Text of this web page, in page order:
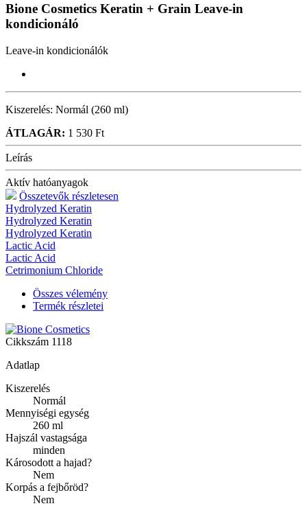
Bione Cosmetics Keratin + Grain Leave-in
kondicionáló
Leave-in kondicionálók
Kiszerelés: Normál (260 ml)
ÁTLAGÁR: 1 530 Ft
Leírás
Aktív hatóanyagok
Összetevők részletesen
Hydrolyzed Keratin
Hydrolyzed Keratin
Hydrolyzed Keratin
Lactic Acid
Lactic Acid
Cetrimonium Chloride
Összes vélemény
Termék részletei
Cikkszám 1118
Adatlap
Kiszerelés
Normál
Mennyiségi egység
260 ml
Hajszál vastagsága
minden
Károsodott a hajad?
Nem
Korpás a fejbőröd?
Nem